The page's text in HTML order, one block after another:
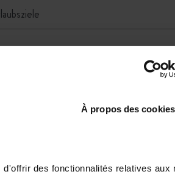
À propos des cookies
des fonctionnalités relatives aux